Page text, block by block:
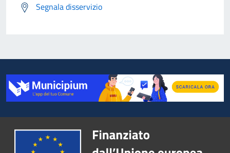
Segnala disservizio